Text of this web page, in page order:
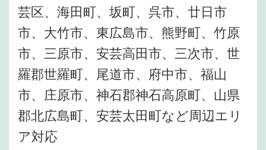
芸区、海田町、坂町、呉市、廿日市
市、大竹市、東広島市、熊野町、竹原
市、三原市、安芸高田市、三次市、世
羅郡世羅町、尾道市、府中市、福山
市、庄原市、神石郡神石高原町、山県
郡北広島町、安芸太田町など周辺エリ
ア対応